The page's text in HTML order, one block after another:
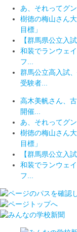
あ、それってグ
樹徳の梅山さん
目標」
【群馬県公立入
和装でランウェ
フ...
群馬公立高入試
受験者...
高木美帆さん、
開催...
あ、それってグ
樹徳の梅山さん
目標」
【群馬県公立入
和装でランウェ
フ...